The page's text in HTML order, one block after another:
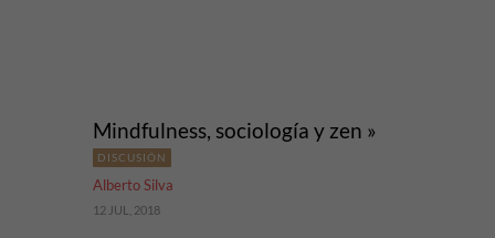
Mindfulness, sociología y zen »
DISCUSIÓN
Alberto Silva
12 JUL, 2018